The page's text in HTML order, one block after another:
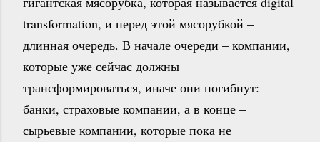
transformation, и перед этой мясорубкой –
длинная очередь. В начале очереди – компании,
которые уже сейчас должны
трансформироваться, иначе они погибнут:
банки, страховые компании, а в конце –
сырьевые компании, которые пока не